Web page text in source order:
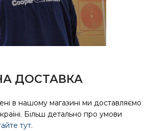
ДОСТАВКА
в нашому магазині ми доставляємо
Більш детально про умови
тут.